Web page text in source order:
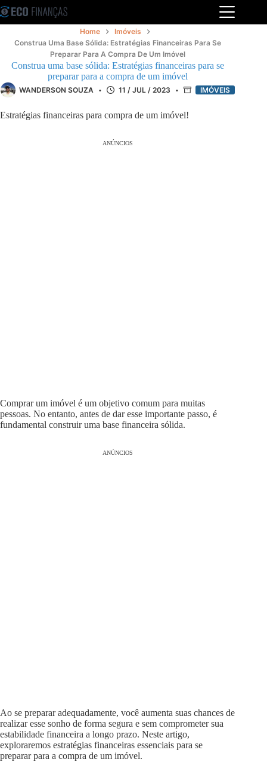
Pular
para
o
Home
Imóveis
Construa Uma Base Sólida: Estratégias Financeiras Para Se
Preparar Para A Compra De Um Imóvel
Construa uma base sólida: Estratégias financeiras para se
preparar para a compra de um imóvel
WANDERSON SOUZA 11 / JUL / 2023 IMÓVEIS
Estratégias financeiras para compra de um imóvel!
ANÚNCIOS
Comprar um imóvel é um objetivo comum para muitas
pessoas. No entanto, antes de dar esse importante passo, é
fundamental construir uma base financeira sólida.
ANÚNCIOS
Ao se preparar adequadamente, você aumenta suas chances de
realizar esse sonho de forma segura e sem comprometer sua
estabilidade financeira a longo prazo. Neste artigo,
exploraremos estratégias financeiras essenciais para se
preparar para a compra de um imóvel.